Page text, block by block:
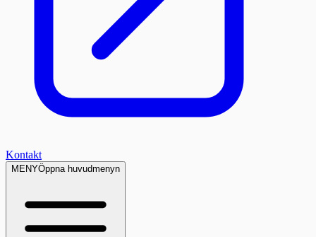
Kontakt
MENYÖppna huvudmenyn